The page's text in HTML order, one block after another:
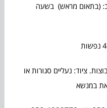
(בתאום מראש) בשעה
ציוד: נעליים סגורות או
במנשא